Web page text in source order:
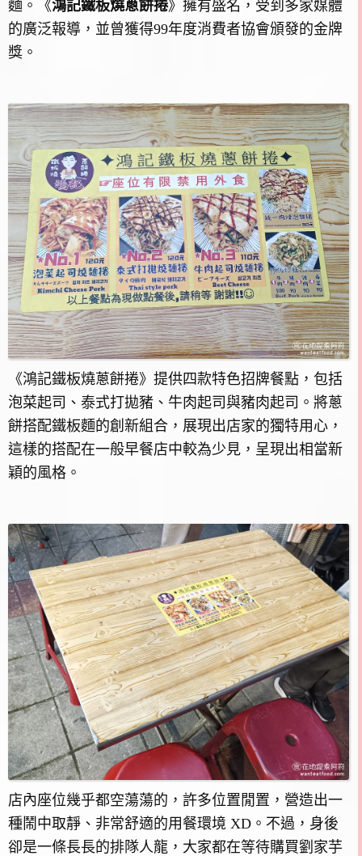
麵。《鴻記鐵板燒蔥餅捲》擁有盛名，受到多家媒體
的廣泛報導，並曾獲得99年度消費者協會頒發的金牌
獎。
《鴻記鐵板燒蔥餅捲》提供四款特色招牌餐點，包括
泡菜起司、泰式打拋豬、牛肉起司與豬肉起司。將蔥
餅搭配鐵板麵的創新組合，展現出店家的獨特用心，
這樣的搭配在一般早餐店中較為少見，呈現出相當新
穎的風格。
店內座位幾乎都空蕩蕩的，許多位置閒置，營造出一
種鬧中取靜、非常舒適的用餐環境 XD。不過，身後
卻是一條長長的排隊人龍，大家都在等待購買劉家芋